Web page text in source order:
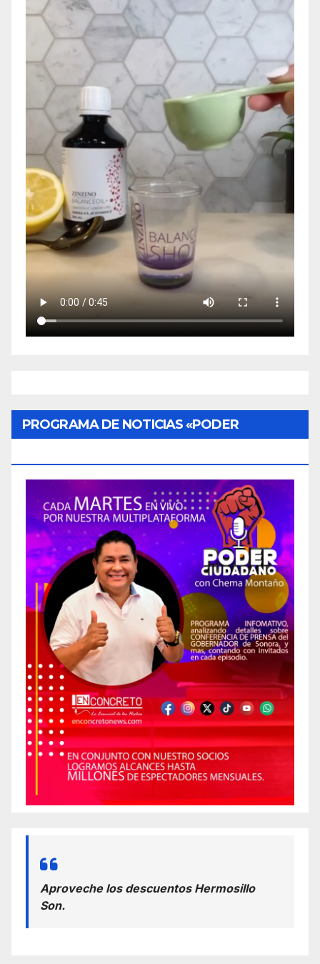
PROGRAMA DE NOTICIAS «PODER
Aproveche los descuentos Hermosillo
Son.